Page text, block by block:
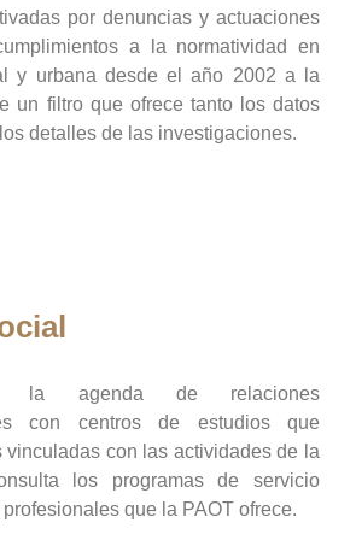
por denuncias y actuaciones
a la normatividad en
y urbana desde el año 2002 a la
un filtro que ofrece tanto los datos
detalles de las investigaciones.
la agenda de relaciones
con centros de estudios que
vinculadas con las actividades de la
los programas de servicio
que la PAOT ofrece.